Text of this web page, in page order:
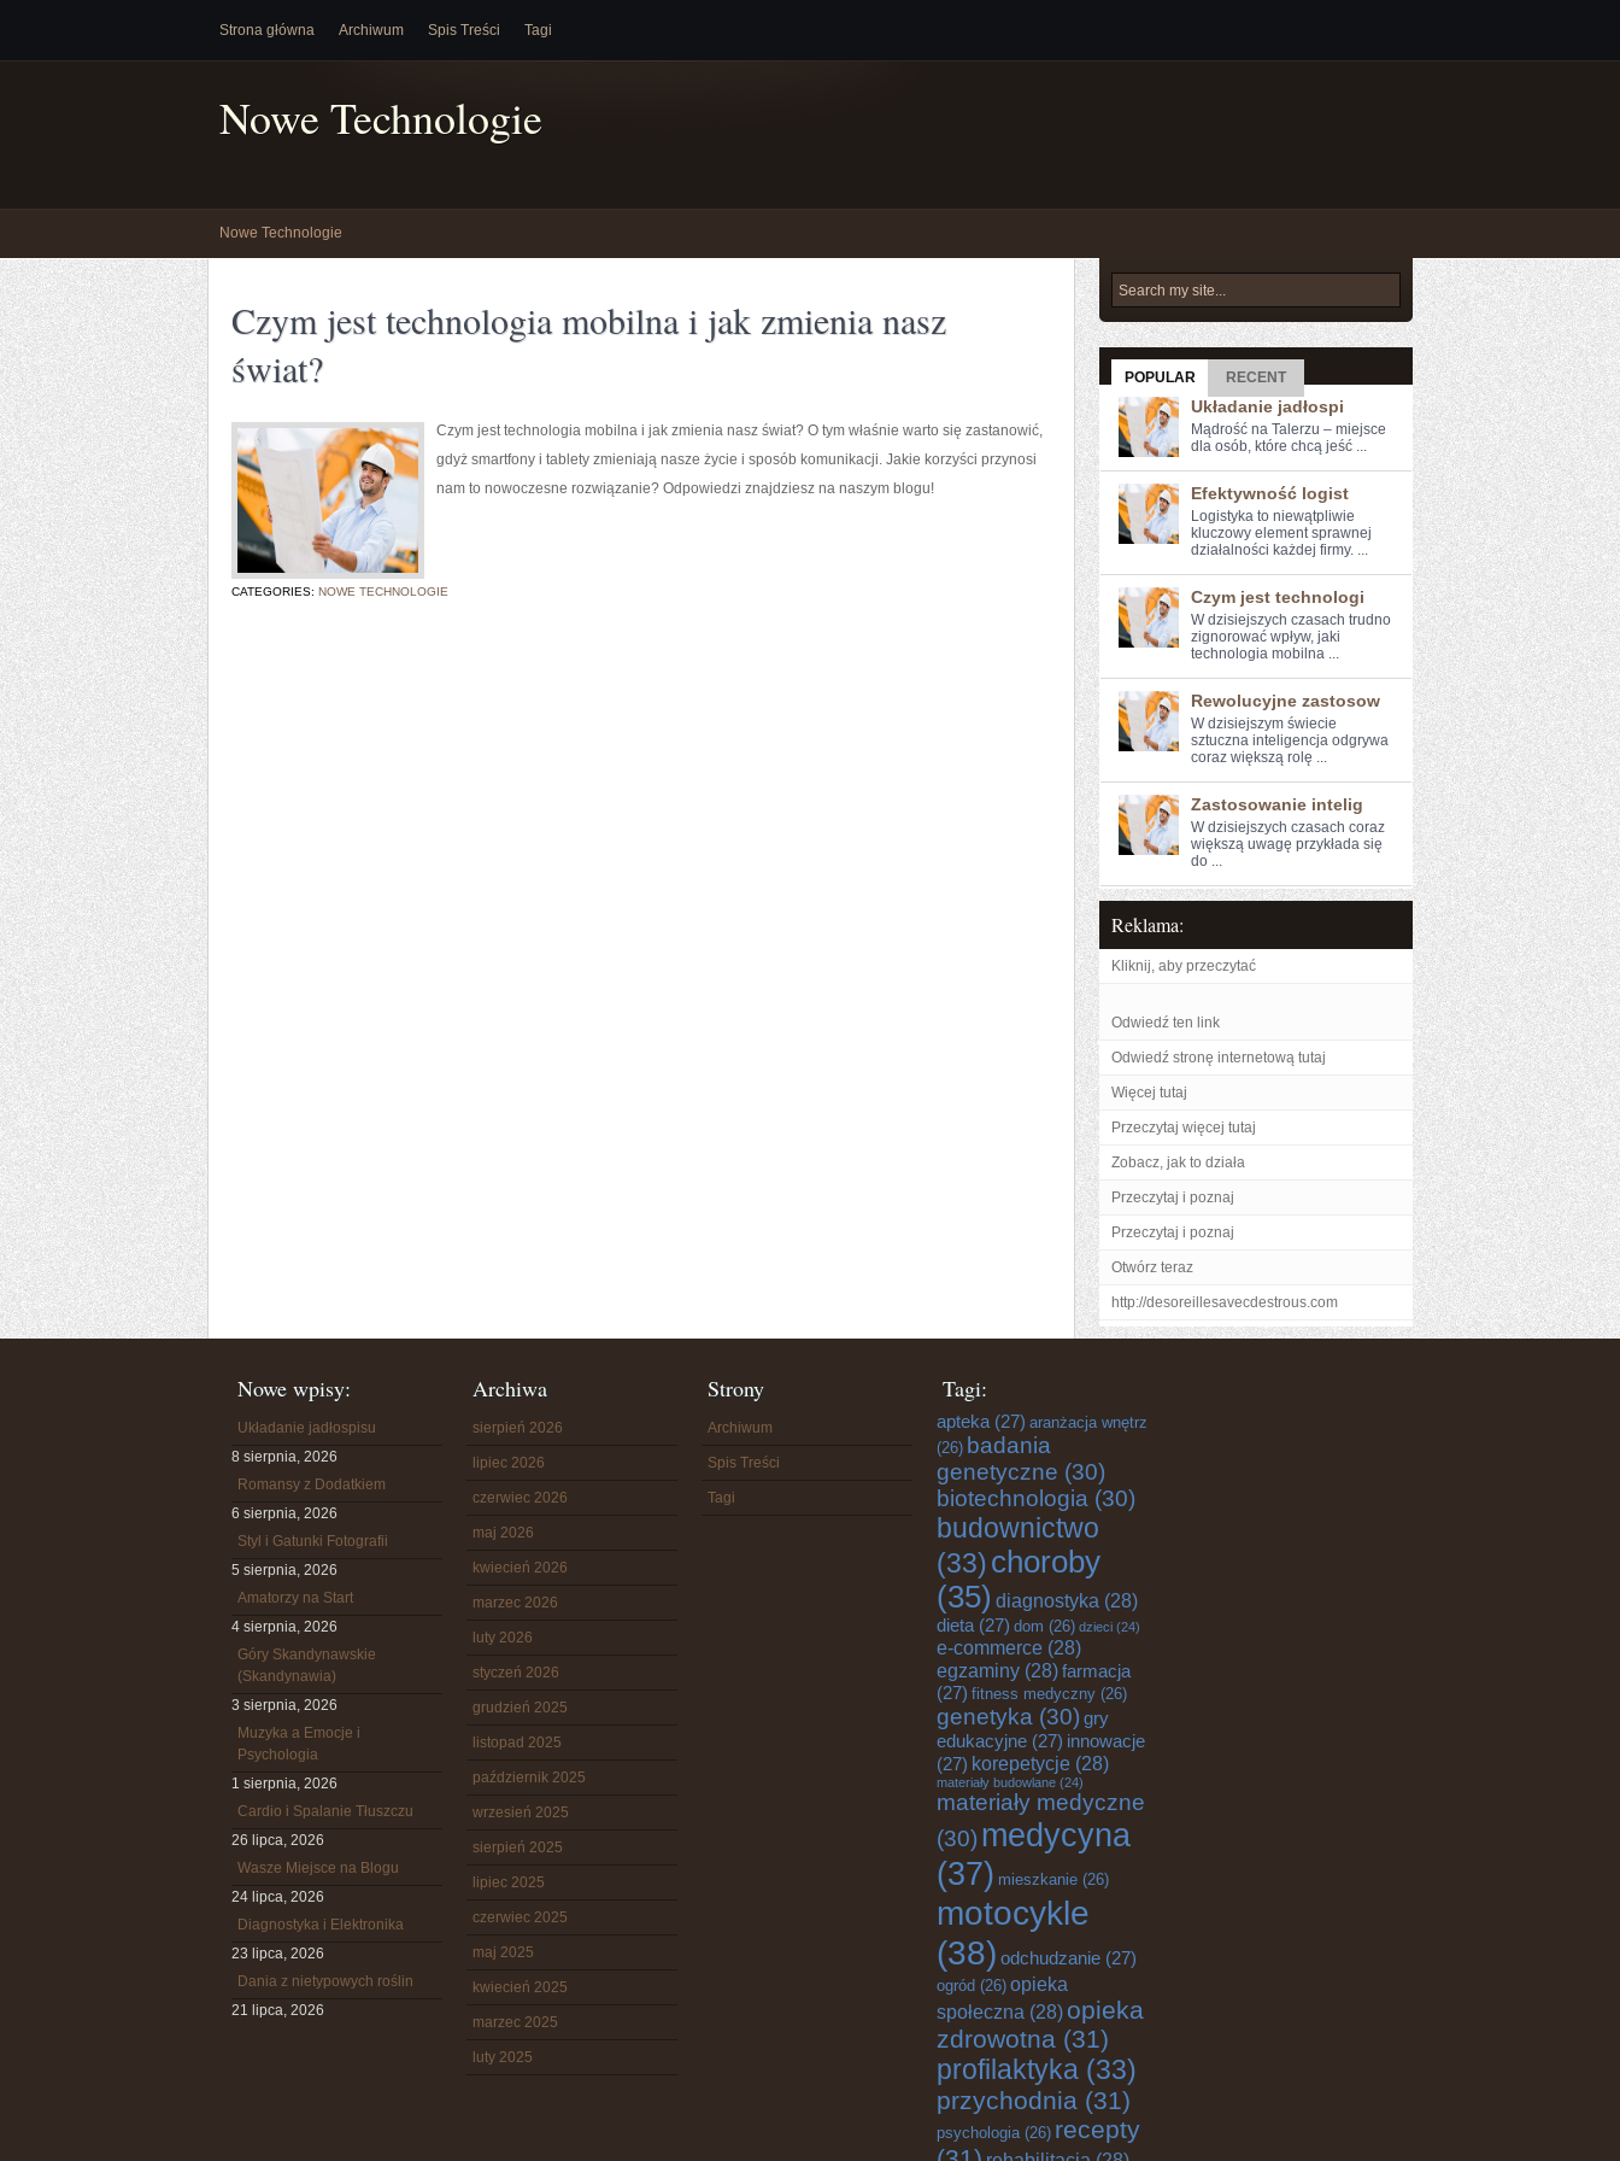
Strona główna Archiwum Spis Treści Tagi
Nowe Technologie
Nowe Technologie
Czym jest technologia mobilna i jak zmienia nasz
świat?
Czym jest technologia mobilna i jak zmienia nasz świat? O tym właśnie warto się zastanowić,
gdyż smartfony i tablety zmieniają nasze życie i sposób komunikacji. Jakie korzyści przynosi
nam to nowoczesne rozwiązanie? Odpowiedzi znajdziesz na naszym blogu!
CATEGORIES: NOWE TECHNOLOGIE
POPULAR RECENT
Układanie jadłospi
Mądrość na Talerzu – miejsce
dla osób, które chcą jeść ...
Efektywność logist
Logistyka to niewątpliwie
kluczowy element sprawnej
działalności każdej firmy. ...
Czym jest technologi
W dzisiejszych czasach‍ trudno
zignorować wpływ,‍ jaki‌
technologia mobilna ...
Rewolucyjne zastosow
W dzisiejszym świecie
sztuczna inteligencja‌ odgrywa
coraz większą​ rolę ...
Zastosowanie intelig
W dzisiejszych czasach coraz
‍większą​ uwagę ⁣przykłada się
do ...
Reklama:
Kliknij, aby przeczytać
Odwiedź ten link
Odwiedź stronę internetową tutaj
Więcej tutaj
Przeczytaj więcej tutaj
Zobacz, jak to działa
Przeczytaj i poznaj
Przeczytaj i poznaj
Otwórz teraz
http://desoreillesavecdestrous.com
Nowe wpisy:
Układanie jadłospisu
8 sierpnia, 2026
Romansy z Dodatkiem
6 sierpnia, 2026
Styl i Gatunki Fotografii
5 sierpnia, 2026
Amatorzy na Start
4 sierpnia, 2026
Góry Skandynawskie
(Skandynawia)
3 sierpnia, 2026
Muzyka a Emocje i
Psychologia
1 sierpnia, 2026
Cardio i Spalanie Tłuszczu
26 lipca, 2026
Wasze Miejsce na Blogu
24 lipca, 2026
Diagnostyka i Elektronika
23 lipca, 2026
Dania z nietypowych roślin
21 lipca, 2026
Archiwa
sierpień 2026
lipiec 2026
czerwiec 2026
maj 2026
kwiecień 2026
marzec 2026
luty 2026
styczeń 2026
grudzień 2025
listopad 2025
październik 2025
wrzesień 2025
sierpień 2025
lipiec 2025
czerwiec 2025
maj 2025
kwiecień 2025
marzec 2025
luty 2025
Strony
Archiwum
Spis Treści
Tagi
Tagi:
apteka (27) aranżacja wnętrz
(26) badania
genetyczne (30)
biotechnologia (30)
budownictwo
(33)choroby
(35) diagnostyka (28)
dieta (27) dom (26) dzieci (24)
e-commerce (28)
egzaminy (28)farmacja
(27) fitness medyczny (26)
genetyka (30) gry
edukacyjne (27) innowacje
(27) korepetycje (28)
materiały budowlane (24)
materiały medyczne
(30) medycyna
(37) mieszkanie (26)
motocykle
(38) odchudzanie (27)
ogród (26) opieka
społeczna (28) opieka
zdrowotna (31)
profilaktyka (33)
przychodnia (31)
psychologia(26) recepty